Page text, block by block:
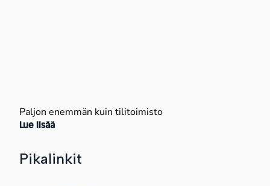
Paljon enemmän kuin tilitoimisto
Lue lisää
Pikalinkit